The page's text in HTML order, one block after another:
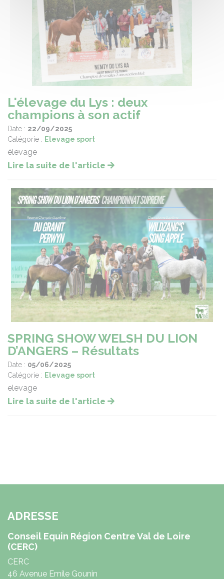
L'élevage du Lys : deux
champions à son actif
Date : 22/09/2025
Catégorie : Elevage sport
élevage
Lire la suite de l'article
SPRING SHOW WELSH DU LION
D’ANGERS – Résultats
Date : 05/06/2025
Catégorie : Elevage sport
elevage
Lire la suite de l'article
ADRESSE
Conseil Equin Région Centre Val de Loire
(CERC)
CERC
46 Avenue Emile Gounin